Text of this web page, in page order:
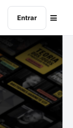
Entrar